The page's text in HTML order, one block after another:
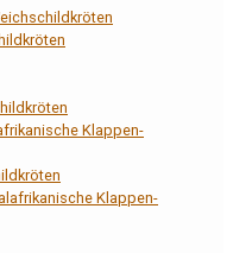
Klappen-
Klappen-